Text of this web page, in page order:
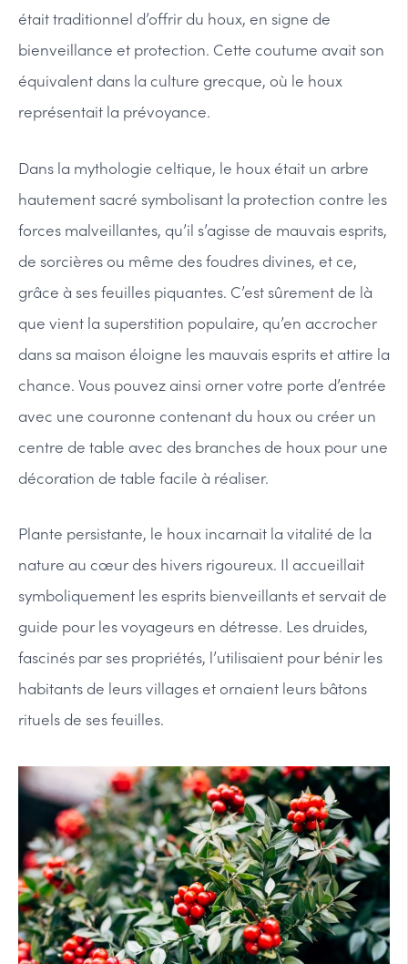
était traditionnel d’offrir du houx, en signe de
bienveillance et protection. Cette coutume avait son
équivalent dans la culture grecque, où le houx
représentait la prévoyance.
Dans la mythologie celtique, le houx était un arbre
hautement sacré symbolisant la protection contre les
forces malveillantes, qu’il s’agisse de mauvais esprits,
de sorcières ou même des foudres divines, et ce,
grâce à ses feuilles piquantes. C’est sûrement de là
que vient la superstition populaire, qu’en accrocher
dans sa maison éloigne les mauvais esprits et attire la
chance. Vous pouvez ainsi orner votre porte d’entrée
avec une couronne contenant du houx ou créer un
centre de table avec des branches de houx pour une
décoration de table facile à réaliser.
Plante persistante, le houx incarnait la vitalité de la
nature au cœur des hivers rigoureux. Il accueillait
symboliquement les esprits bienveillants et servait de
guide pour les voyageurs en détresse. Les druides,
fascinés par ses propriétés, l’utilisaient pour bénir les
habitants de leurs villages et ornaient leurs bâtons
rituels de ses feuilles.